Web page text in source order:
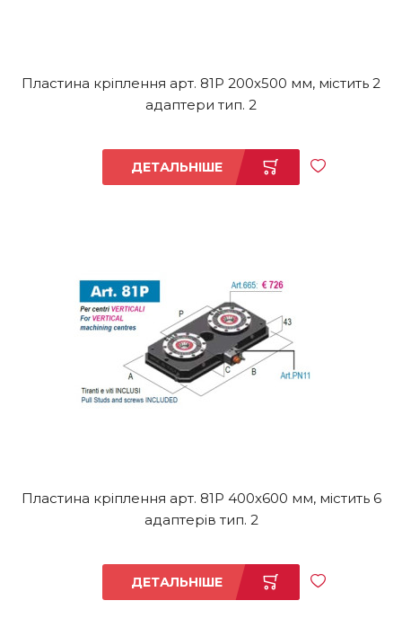
Пластина кріплення арт. 81P 200x500 мм, містить 2
адаптери тип. 2
ДЕТАЛЬНІШЕ
Пластина кріплення арт. 81P 400x600 мм, містить 6
адаптерів тип. 2
ДЕТАЛЬНІШЕ